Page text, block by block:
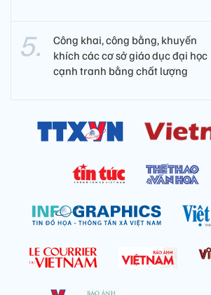
Công khai, công bằng, khuyến
khích các cơ sở giáo dục đại học
cạnh tranh bằng chất lượng​